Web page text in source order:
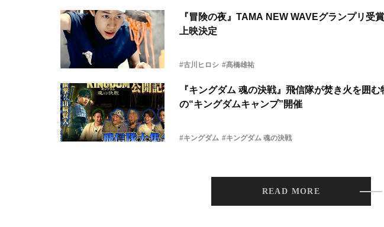
『冒険の夜』TAMA NEW WAVEグランプリ受
上映決定
#古川ヒロシ #髙橋雄祐
『キングダム 魂の決戦』飛信隊が焚き火を囲
の“キングダムキャンプ”開催
#キングダム #キングダム 魂の決戦
READ MORE